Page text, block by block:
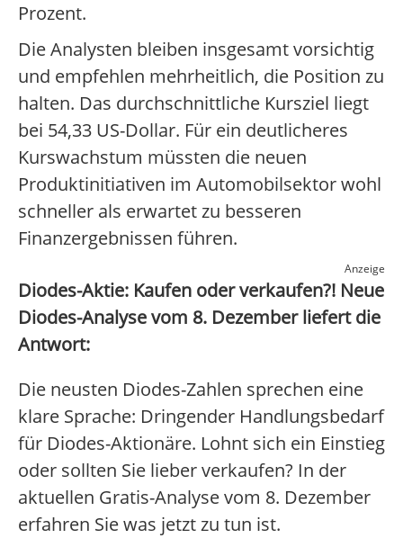
Prozent.
Die Analysten bleiben insgesamt vorsichtig
und empfehlen mehrheitlich, die Position zu
halten. Das durchschnittliche Kursziel liegt
bei 54,33 US-Dollar. Für ein deutlicheres
Kurswachstum müssten die neuen
Produktinitiativen im Automobilsektor wohl
schneller als erwartet zu besseren
Finanzergebnissen führen.
Anzeige
Diodes-Aktie: Kaufen oder verkaufen?! Neue
Diodes-Analyse vom 8. Dezember liefert die
Antwort:
Die neusten Diodes-Zahlen sprechen eine
klare Sprache: Dringender Handlungsbedarf
für Diodes-Aktionäre. Lohnt sich ein Einstieg
oder sollten Sie lieber verkaufen? In der
aktuellen Gratis-Analyse vom 8. Dezember
erfahren Sie was jetzt zu tun ist.